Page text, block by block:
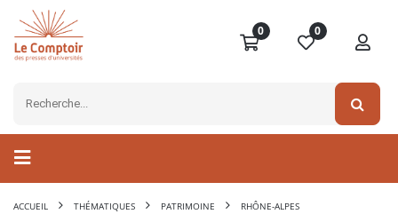
0 0
ACCUEIL THÉMATIQUES PATRIMOINE
RHÔNE-ALPES